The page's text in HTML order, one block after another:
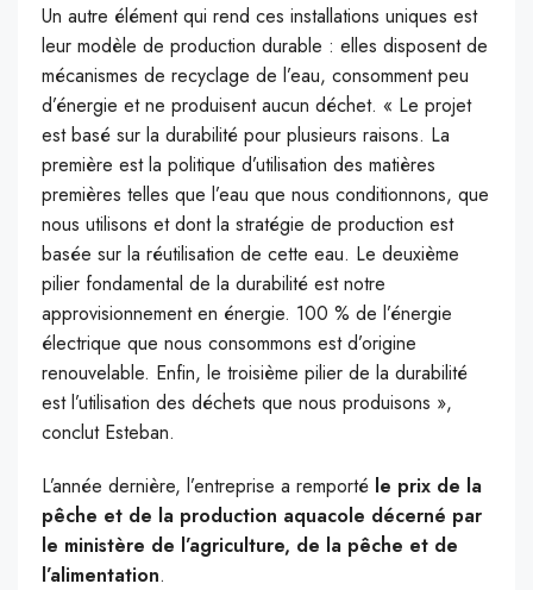
Un autre élément qui rend ces installations uniques est
leur modèle de production durable : elles disposent de
mécanismes de recyclage de l’eau, consomment peu
d’énergie et ne produisent aucun déchet. « Le projet
est basé sur la durabilité pour plusieurs raisons. La
première est la politique d’utilisation des matières
premières telles que l’eau que nous conditionnons, que
nous utilisons et dont la stratégie de production est
basée sur la réutilisation de cette eau. Le deuxième
pilier fondamental de la durabilité est notre
approvisionnement en énergie. 100 % de l’énergie
électrique que nous consommons est d’origine
renouvelable. Enfin, le troisième pilier de la durabilité
est l’utilisation des déchets que nous produisons »,
conclut Esteban.
L’année dernière, l’entreprise a remporté le prix de la
pêche et de la production aquacole décerné par
le ministère de l’agriculture, de la pêche et de
l’alimentation.